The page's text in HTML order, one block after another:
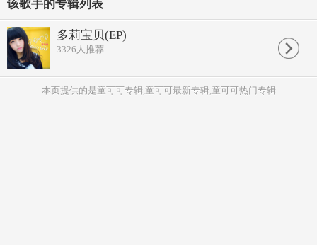
该歌手的专辑列表
多莉宝贝(EP)
3326 人推荐
本页提供的是童可可专辑,童可可最新专辑,童可可热门专辑